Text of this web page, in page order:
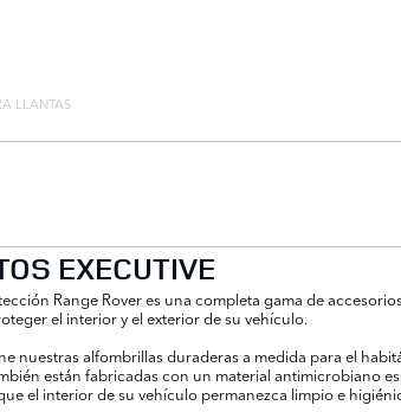
LLANTAS
EXECUTIVE
Range Rover es una completa gama de
el interior y el exterior de su vehículo.
nuestras alfombrillas duraderas a medida para el
están fabricadas con un material antimicrobiano
el interior de su vehículo permanezca limpio e